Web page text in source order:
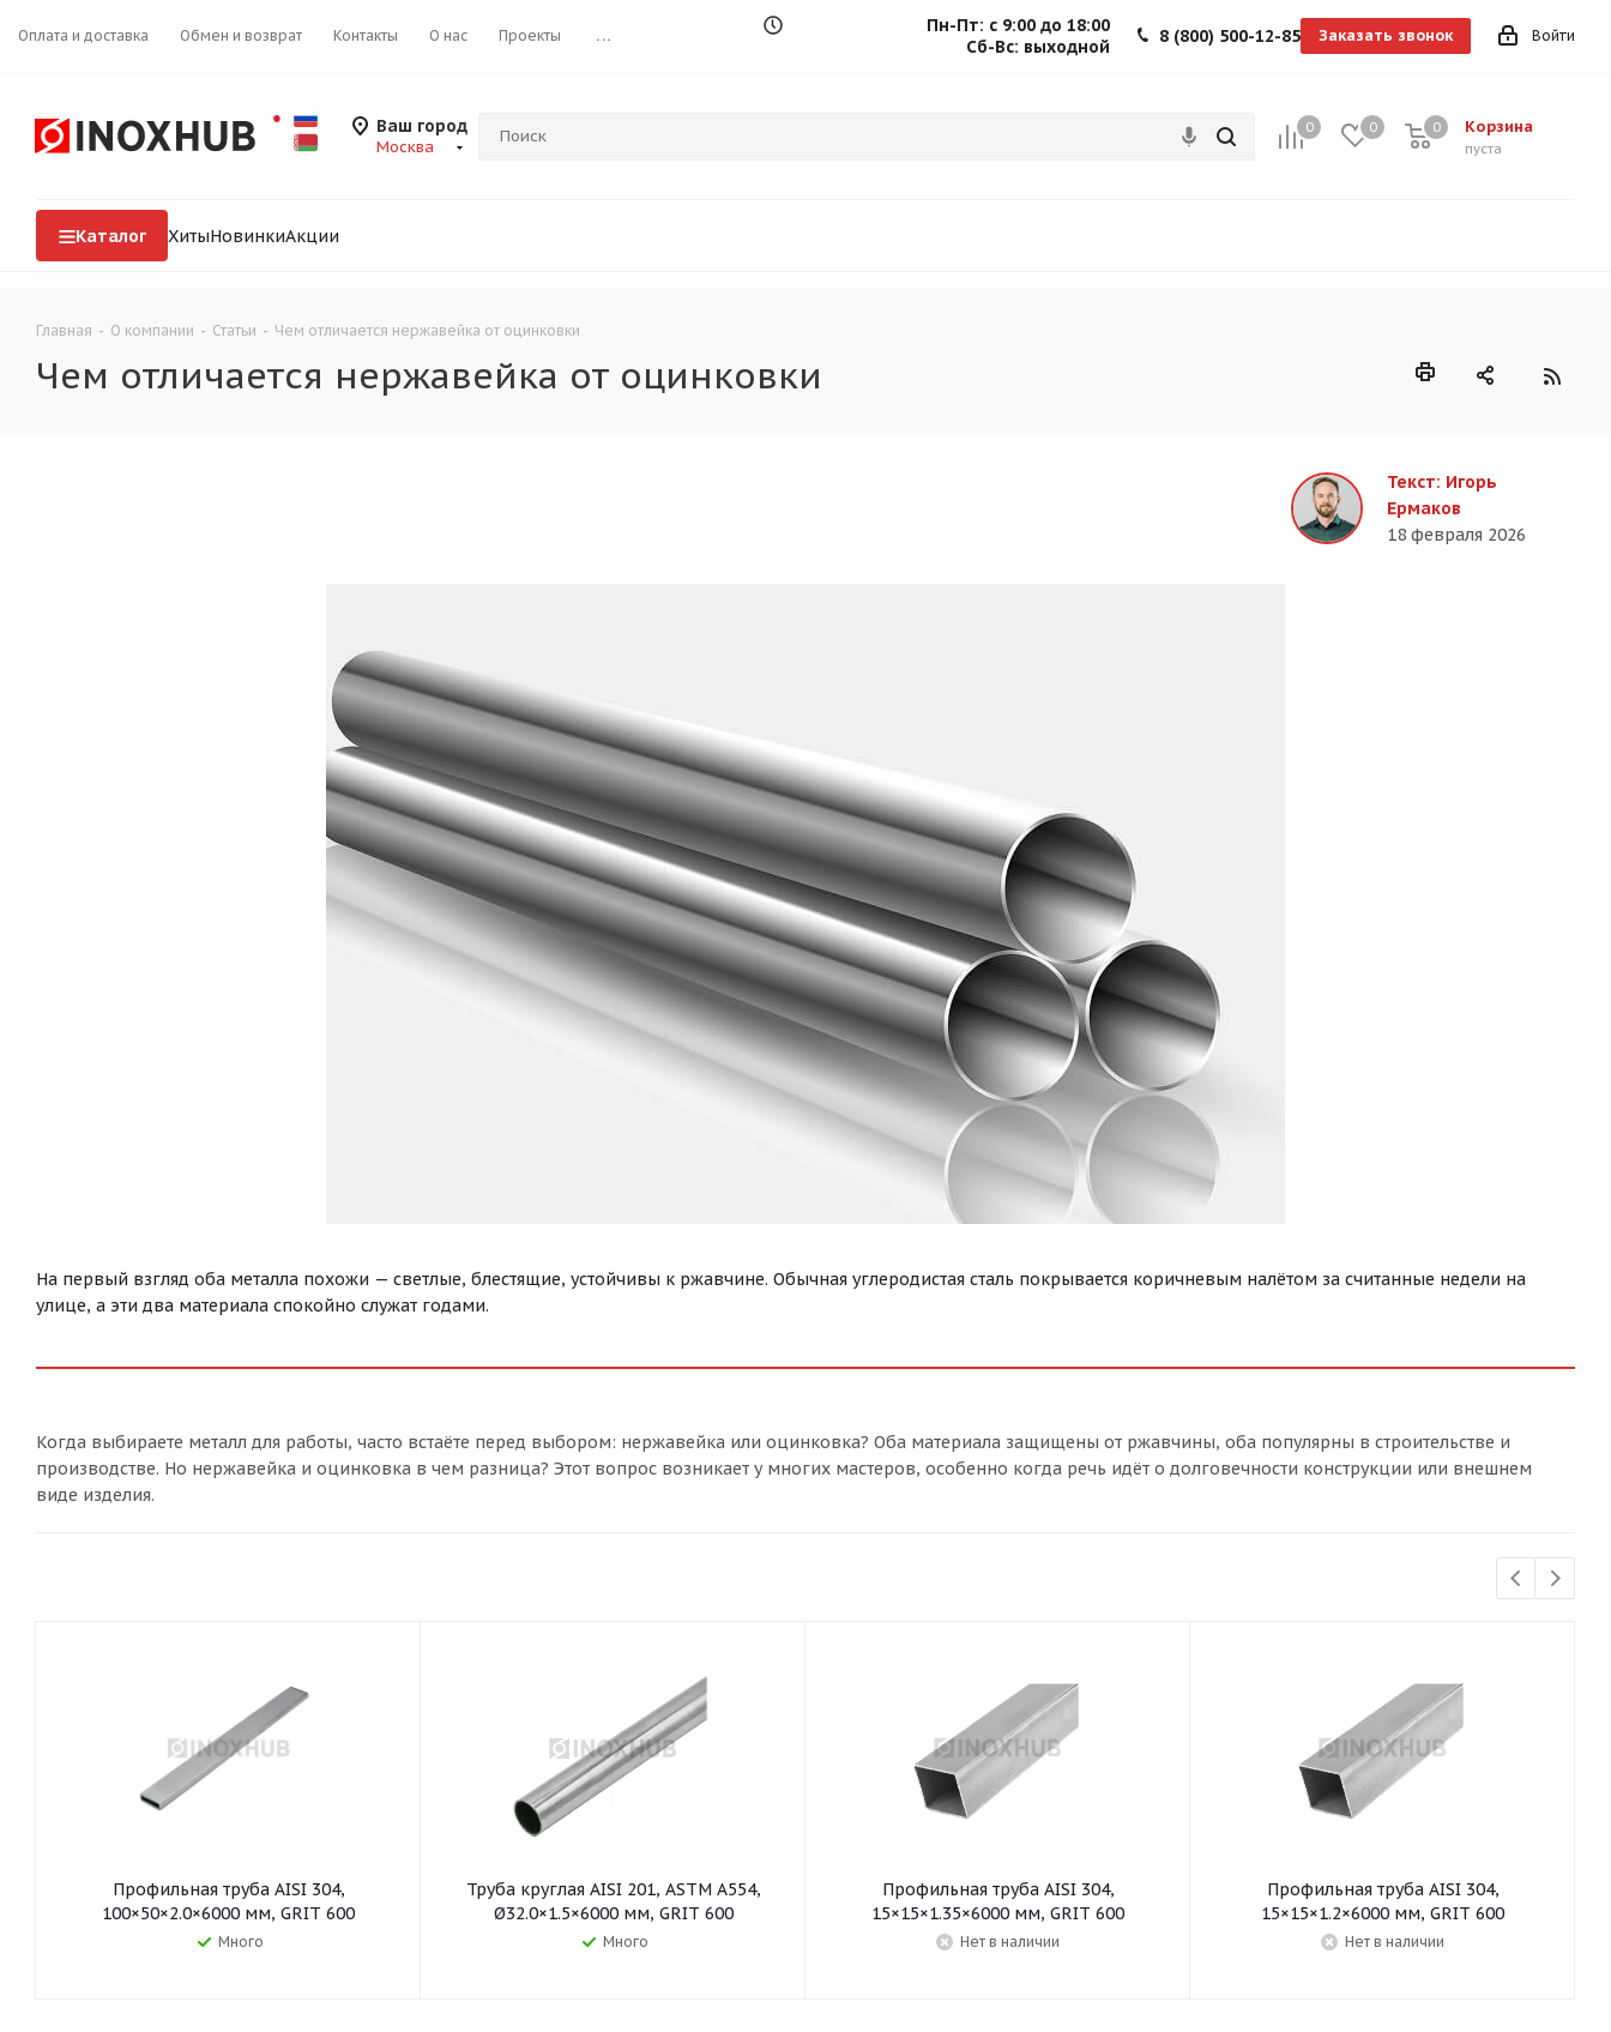
Оплата и доставка Обмен и возврат Контакты О нас Проекты ... Войти
8 (800) 500-12-85 Заказать звонок
Пн-Пт: с 9:00 до 18:00
Сб-Вс: выходной
Ваш город
Москва
0 0 Корзина
0
пуста
0
Каталог ХитыНовинкиАкции
Главная - О компании - Статьи - Чем отличается нержавейка от оцинковки
Чем отличается нержавейка от оцинковки
Текст: Игорь
Ермаков
18 февраля 2026
На первый взгляд оба металла похожи — светлые, блестящие, устойчивы к ржавчине. Обычная углеродистая сталь покрывается коричневым налётом за считанные недели на
улице, а эти два материала спокойно служат годами.
Когда выбираете металл для работы, часто встаёте перед выбором: нержавейка или оцинковка? Оба материала защищены от ржавчины, оба популярны в строительстве и
производстве. Но нержавейка и оцинковка в чем разница? Этот вопрос возникает у многих мастеров, особенно когда речь идёт о долговечности конструкции или внешнем
виде изделия.
Профильная труба AISI 304,
100×50×2.0×6000 мм, GRIT 600
Много
Труба круглая AISI 201, ASTM A554,
Ø32.0×1.5×6000 мм, GRIT 600
Много
Профильная труба AISI 304,
15×15×1.35×6000 мм, GRIT 600
Нет в наличии
Профильная труба AISI 304,
15×15×1.2×6000 мм, GRIT 600
Нет в наличии